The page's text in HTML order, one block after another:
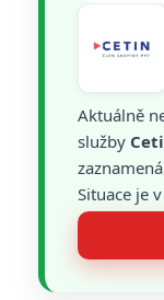
Aktuálně
služby
Situace je